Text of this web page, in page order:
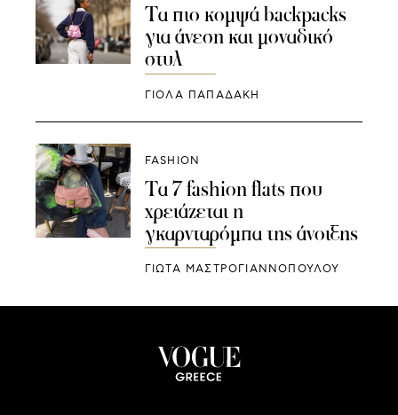
Τα πιο κομψά backpacks
για άνεση και μοναδικό
στυλ
ΓΙΌΛΑ ΠΑΠΑΔΆΚΗ
FASHION
Τα 7 fashion flats που
χρειάζεται η
γκαρνταρόμπα της άνοιξης
ΓΙΩΤΑ ΜΑΣΤΡΟΓΙΑΝΝΟΠΟΥΛΟΥ